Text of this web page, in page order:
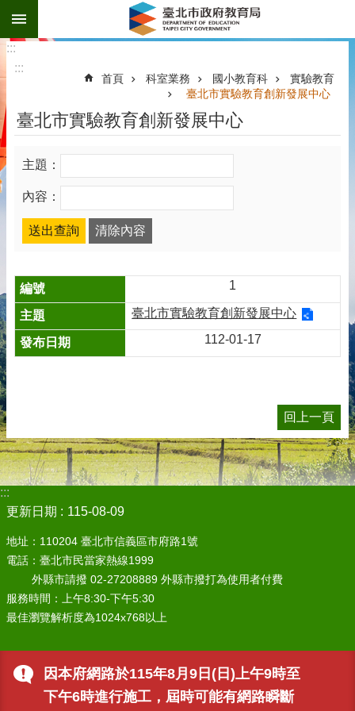
跳到主要內容區塊
因本府網路於115年8月9日(日)上午9時至
下午6時進行施工，屆時可能有網路瞬斷
:::
:::
首頁 科室業務 國小教育科
實驗教育
臺北市實驗教育創新發展中心
臺北市實驗教育創新發展中心
主題：
內容：
1
臺北市實驗教育創新發展中心
112-01-17
回上一頁
:::
更新日期
115-08-09
地址：110204 臺北市信義區市府路1號
電話：臺北市民當家熱線1999
外縣市請撥 02-27208889 外縣市撥打為使用者付費
服務時間：上午8:30-下午5:30
最佳瀏覽解析度為1024x768以上